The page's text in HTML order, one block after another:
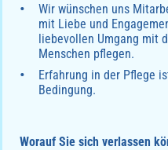
Wir wünschen uns
mit Liebe und
liebevollen Umgang mit
Menschen pflegen.
Erfahrung in der Pflege
Bedingung.
Worauf Sie sich verlassen